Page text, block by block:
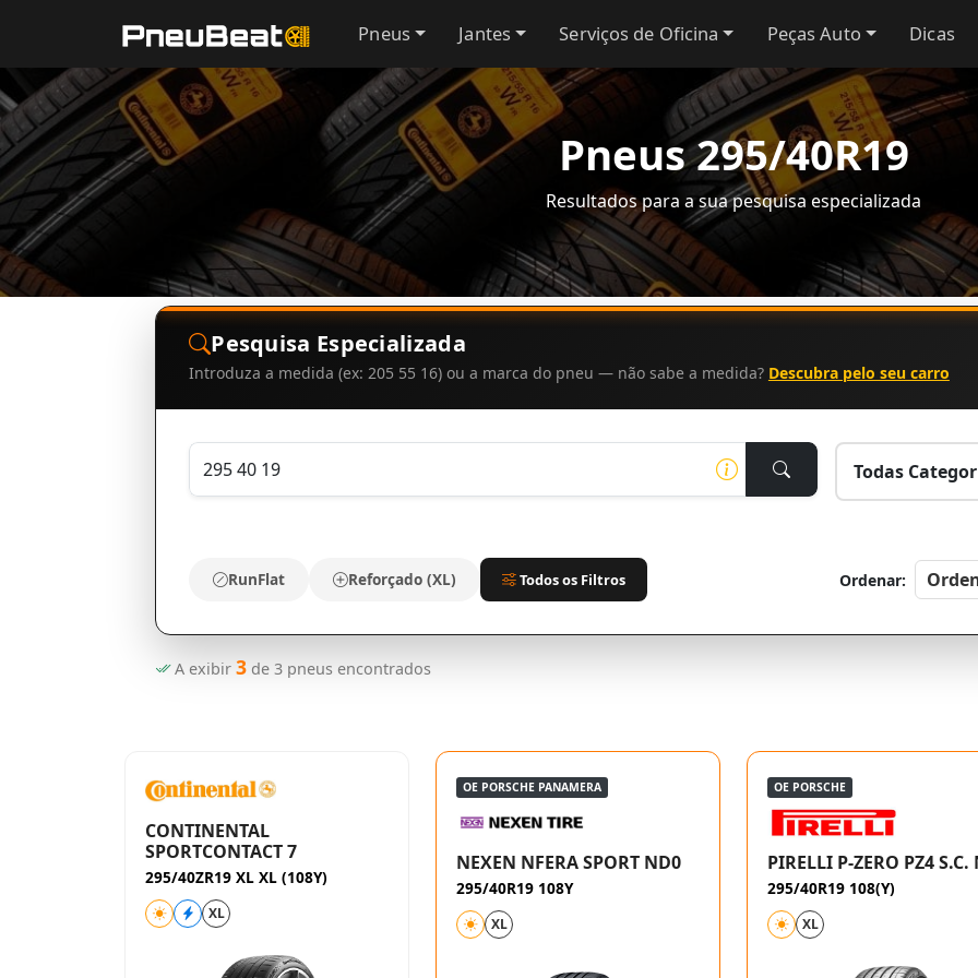
Pneus Jantes Serviços de Oficina Peças Auto Dicas
Pneus 295/40R19
Resultados para a sua pesquisa especializada
Pesquisa Especializada
Introduza a medida (ex: 205 55 16) ou a marca do pneu — não sabe a medida? Descubra pelo seu carro
RunFlat Reforçado (XL) Todos os Filtros Ordenar:
A exibir 3de 3pneus encontrados
CONTINENTAL
SPORTCONTACT 7
295/40ZR19 XL XL (108Y)
XL
OE PORSCHE PANAMERA
NEXEN NFERA SPORT ND0
295/40R19 108Y
XL
OE PORSCHE
PIRELLI P-ZERO PZ4 S.C.
295/40R19 108(Y)
XL